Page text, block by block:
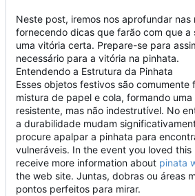
Neste post, iremos nos aprofundar nas
fornecendo dicas que farão com que a
uma vitória certa. Prepare-se para
necessário para a vitória na pinhata.
Entendendo a Estrutura da Pinhata
Esses objetos festivos são comumente
mistura de papel e cola, formando
resistente, mas não indestrutível. No
a durabilidade mudam
procure apalpar a pinhata para
vulneráveis. In the event you loved
receive more information about pinata
the web site. Juntas, dobras ou áreas
pontos perfeitos para mirar.